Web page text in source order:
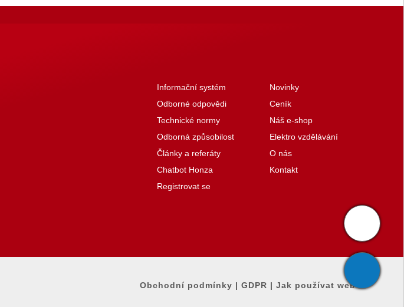
Novinky
Ceník
Náš e-shop
Elektro vzdělávání
O nás
Kontakt
Informační systém
Odborné odpovědi
Technické normy
Odborná způsobilost
Články a referáty
Chatbot Honza
Registrovat se
Obchodní podmínky |GDPR |Jak používat web